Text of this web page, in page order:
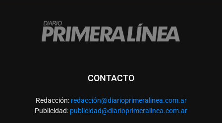
CONTACTO
Redacción: redacción@diarioprimeralinea.com.ar
Publicidad: publicidad@diarioprimeralinea.com.ar